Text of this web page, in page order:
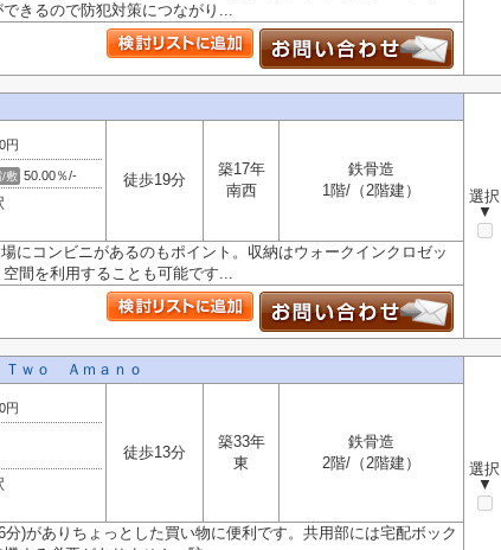
きるので防犯対策につながり...
選択
▼
円
/敷 50.00％/- 徒歩19分
築17年
南西
鉄骨造
1階/（2階建）
にコンビニがあるのもポイント。収納はウォークインクロゼッ
間を利用することも可能です...
ｗｏ Ａｍａｎｏ
選択
▼
円
徒歩13分
築33年
東
鉄骨造
2階/（2階建）
)がありちょっとした買い物に便利です。共用部には宅配ボック